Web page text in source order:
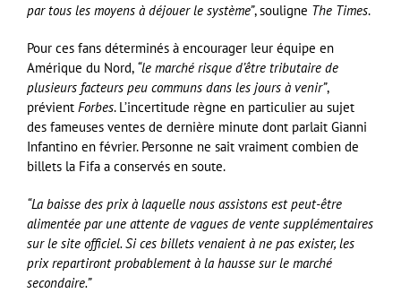
par tous les moyens à déjouer le système”, souligne The Times.
Pour ces fans déterminés à encourager leur équipe en
Amérique du Nord, “le marché risque d’être tributaire de
plusieurs facteurs peu communs dans les jours à venir”,
prévient Forbes. L’incertitude règne en particulier au sujet
des fameuses ventes de dernière minute dont parlait Gianni
Infantino en février. Personne ne sait vraiment combien de
billets la Fifa a conservés en soute.
“La baisse des prix à laquelle nous assistons est peut-être
alimentée par une attente de vagues de vente supplémentaires
sur le site officiel. Si ces billets venaient à ne pas exister, les
prix repartiront probablement à la hausse sur le marché
secondaire.”